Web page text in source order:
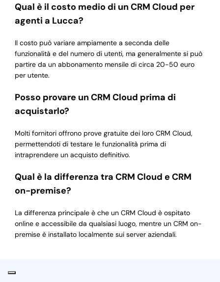
Qual è il costo medio di un CRM Cloud per
agenti a Lucca?
Il costo può variare ampiamente a seconda delle
funzionalità e del numero di utenti, ma generalmente si può
partire da un abbonamento mensile di circa 20-50 euro
per utente.
Posso provare un CRM Cloud prima di
acquistarlo?
Molti fornitori offrono prove gratuite dei loro CRM Cloud,
permettendoti di testare le funzionalità prima di
intraprendere un acquisto definitivo.
Qual è la differenza tra CRM Cloud e CRM
on-premise?
La differenza principale è che un CRM Cloud è ospitato
online e accessibile da qualsiasi luogo, mentre un CRM on-
premise è installato localmente sui server aziendali.